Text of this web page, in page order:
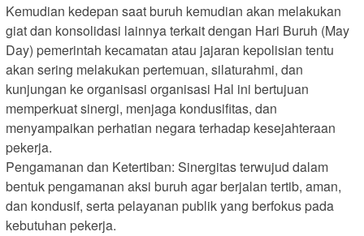
Kemudian kedepan saat buruh kemudian akan melakukan
giat dan konsolidasi lainnya terkait dengan Hari Buruh (May
Day) pemerintah kecamatan atau jajaran kepolisian tentu
akan sering melakukan pertemuan, silaturahmi, dan
kunjungan ke organisasi organisasi Hal ini bertujuan
memperkuat sinergi, menjaga kondusifitas, dan
menyampaikan perhatian negara terhadap kesejahteraan
pekerja.
Pengamanan dan Ketertiban: Sinergitas terwujud dalam
bentuk pengamanan aksi buruh agar berjalan tertib, aman,
dan kondusif, serta pelayanan publik yang berfokus pada
kebutuhan pekerja.